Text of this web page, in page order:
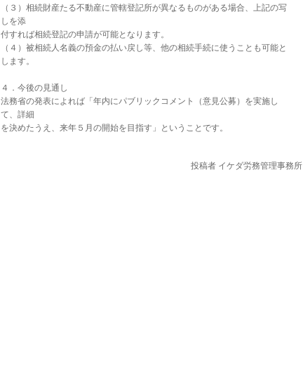
（３）相続財産たる不動産に管轄登記所が異なるものがある場合、上記の写
しを添
付すれば相続登記の申請が可能となります。
（４）被相続人名義の預金の払い戻し等、他の相続手続に使うことも可能と
します。
４．今後の見通し
法務省の発表によれば「年内にパブリックコメント（意見公募）を実施し
て、詳細
を決めたうえ、来年５月の開始を目指す」ということです。
投稿者 イケダ労務管理事務所